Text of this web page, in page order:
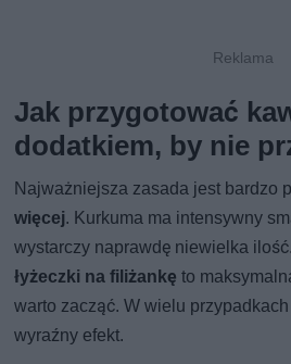
Jak przygotować
dodatkiem, by nie
Najważniejsza zasada jest bardzo
więcej. Kurkuma ma intensywny
wystarczy naprawdę niewielka
łyżeczki na filiżankę to
warto zacząć. W wielu
wyraźny efekt.